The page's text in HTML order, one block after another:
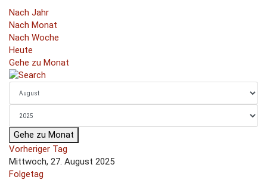
Nach Jahr
Nach Monat
Nach Woche
Heute
Gehe zu Monat
Gehe zu Monat
Vorheriger Tag
Mittwoch, 27. August 2025
Folgetag